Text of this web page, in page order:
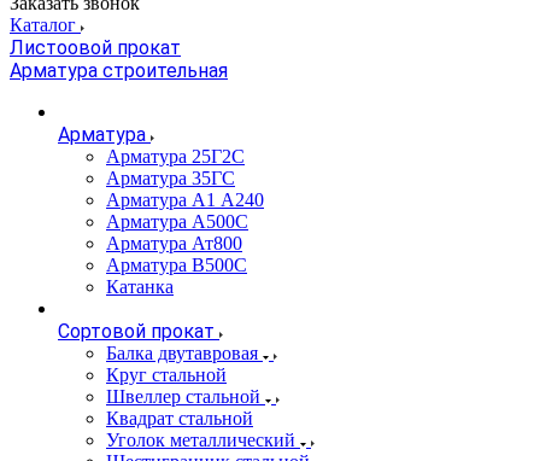
Каталог
Листоовой прокат
Арматура строительная
Арматура
Арматура 25Г2С
Арматура 35ГС
Арматура А1 А240
Арматура А500С
Арматура Ат800
Арматура В500С
Катанка
Сортовой прокат
Балка двутавровая
Круг стальной
Швеллер стальной
Квадрат стальной
Уголок металлический